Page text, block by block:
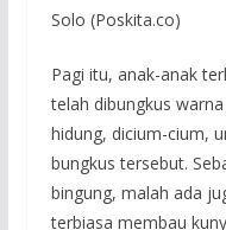
Solo (Poskita.co)
Pagi itu, anak-anak
telah dibungkus
hidung, dicium-cium,
bungkus tersebut.
bingung, malah ada
terbiasa membau